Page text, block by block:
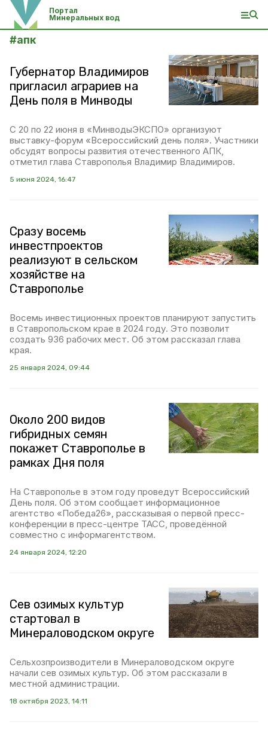
Портал
Минеральных вод
#апк
Губернатор Владимиров
пригласил аграриев на
День поля в Минводы
С 20 по 22 июня в «МинводыЭКСПО» организуют
выставку-форум «Всероссийский день поля». Участники
обсудят вопросы развития отечественного АПК,
отметил глава Ставрополья Владимир Владимиров.
5 июня 2024, 16:47
Сразу восемь
инвестпроектов
реализуют в сельском
хозяйстве на
Ставрополье
Восемь инвестиционных проектов планируют запустить
в Ставропольском крае в 2024 году. Это позволит
создать 936 рабочих мест. Об этом рассказал глава
края.
25 января 2024, 09:44
Около 200 видов
гибридных семян
покажет Ставрополье в
рамках Дня поля
На Ставрополье в этом году проведут Всероссийский
День поля. Об этом сообщает информационное
агентство «Победа26», рассказывая о первой пресс-
конференции в пресс-центре ТАСС, проведённой
совместно с информагентством.
24 января 2024, 12:20
Сев озимых культур
стартовал в
Минераловодском округе
Сельхозпроизводители в Минераловодском округе
начали сев озимых культур. Об этом рассказали в
местной администрации.
18 октября 2023, 14:11